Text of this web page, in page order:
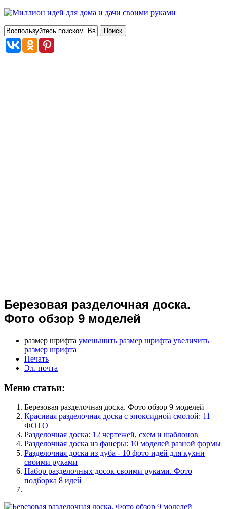
Березовая разделочная доска.
Фото обзор 9 моделей
размер шрифта уменьшить размер шрифта увеличить
размер шрифта
Печать
Эл. почта
Меню статьи:
Березовая разделочная доска. Фото обзор 9 моделей
Красивая разделочная доска с эпоксидной смолой: 11
ФОТО
Разделочная доска: 12 чертежей, схем и шаблонов
Разделочная доска из фанеры: 10 моделей разной формы
Разделочная доска из дуба - 10 фото идей для кухни
своими руками
Набор разделочных досок своими руками. Фото
подборка 8 идей